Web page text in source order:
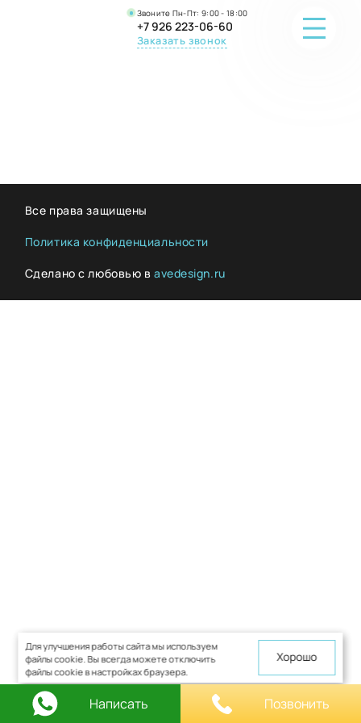
Звоните Пн-Пт: 9:00 - 18:00
+7 926 223-06-60
Заказать звонок
ОНЛАЙН-ПРОДАЖА
ВОПРОС-ОТВЕТ
КОНТАКТЫ
Все права защищены
Политика конфиденциальности
Сделано с любовью в avedesign.ru
Для улучшения работы сайта мы используем
файлы cookie. Вы всегда можете отключить
файлы cookie в настройках браузера.
Хорошо
Написать Позвонить